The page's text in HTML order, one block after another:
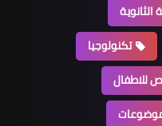
الثانوية
تكنولوجيا
للاطفال